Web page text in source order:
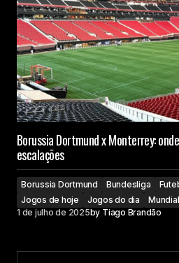
Borussia Dortmund x Monterrey:
escalações
Borussia Dortmund Bundesliga
Jogos de hoje
Jogos do dia
1 de julho de 2025by Tiago Brandão